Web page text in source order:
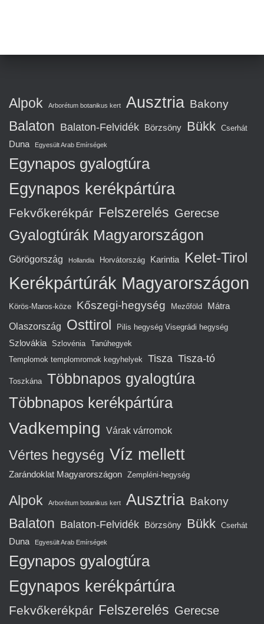
Alpok Arborétum botanikus kert Ausztria Bakony
Balaton Balaton-Felvidék Börzsöny Bükk Cserhát
Duna Egyesült Arab Emírségek
Egynapos gyalogtúra
Egynapos kerékpártúra
Fekvőkerékpár Felszerelés Gerecse
Gyalogtúrák Magyarországon
Görögország Hollandia Horvátország Karintia Kelet-Tirol
Kerékpártúrák Magyarországon
Körös-Maros-köze Kőszegi-hegység Mezőföld Mátra
Olaszország Osttirol Pilis hegység Visegrádi hegység
Szlovákia Szlovénia Tanúhegyek
Templomok templomromok kegyhelyek Tisza Tisza-tó
Toszkána Többnapos gyalogtúra
Többnapos kerékpártúra
Vadkemping Várak várromok
Vértes hegység Víz mellett
Zarándoklat Magyarországon Zempléni-hegység
Alpok Arborétum botanikus kert Ausztria Bakony
Balaton Balaton-Felvidék Börzsöny Bükk Cserhát
Duna Egyesült Arab Emírségek
Egynapos gyalogtúra
Egynapos kerékpártúra
Fekvőkerékpár Felszerelés Gerecse